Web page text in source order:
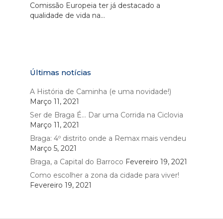
Comissão Europeia ter já destacado a
qualidade de vida na...
Últimas notícias
A História de Caminha (e uma novidade!)
Março 11, 2021
Ser de Braga É… Dar uma Corrida na Ciclovia
Março 11, 2021
Braga: 4º distrito onde a Remax mais vendeu
Março 5, 2021
Braga, a Capital do Barroco Fevereiro 19, 2021
Como escolher a zona da cidade para viver!
Fevereiro 19, 2021